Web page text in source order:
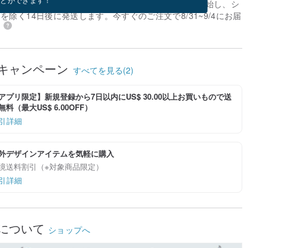
注制作」です。お支払いが確認でき次第、制作を開始し、シ
除く14日後に発送します。今すぐのご注文で8/31~9/4にお届
ャンペーン すべてを見る(2)
アプリ限定】新規登録から7日以内にUS$ 30.00以上お買いもので送
料（最大US$ 6.00OFF）
詳細
デザインアイテムを気軽に購入
送料割引（※対象商品限定）
詳細
ついて ショップへ